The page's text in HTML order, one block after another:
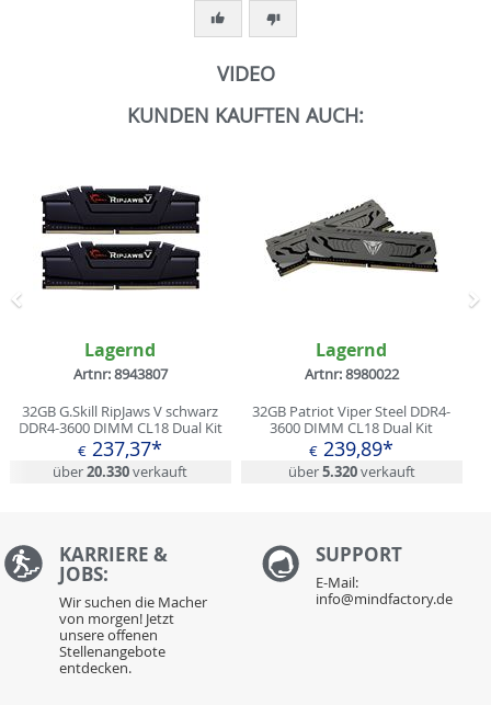
VIDEO
KUNDEN KAUFTEN AUCH:
Lagernd
Artnr: 8943807
32GB G.Skill RipJaws V schwarz
DDR4-3600 DIMM CL18 Dual Kit
€ 237,37*
über20.330verkauft
Lagernd
Artnr: 8980022
32GB Patriot Viper Steel DDR4-
3600 DIMM CL18 Dual Kit
€ 239,89*
über5.320verkauft
Zurück
KARRIERE &
JOBS:
Wir suchen die Macher
von morgen! Jetzt
unsere offenen
Stellenangebote
entdecken.
SUPPORT
E-Mail:
info@mindfactory.de